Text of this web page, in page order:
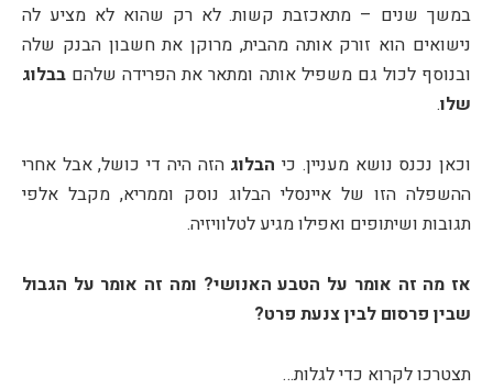
במשך שנים – מתאכזבת קשות. לא רק שהוא לא מציע לה
נישואים הוא זורק אותה מהבית, מרוקן את חשבון הבנק שלה
ובנוסף לכול גם משפיל אותה ומתאר את הפרידה שלהם בבלוג
שלו.
וכאן נכנס נושא מעניין. כי הבלוג הזה היה די כושל, אבל אחרי
ההשפלה הזו של איינסלי הבלוג נוסק וממריא, מקבל אלפי
תגובות ושיתופים ואפילו מגיע לטלוויזיה.
אז מה זה אומר על הטבע האנושי? ומה זה אומר על הגבול
שבין פרסום לבין צנעת פרט?
תצטרכו לקרוא כדי לגלות…